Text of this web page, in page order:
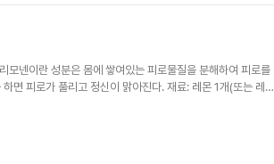
넨이란 성분은 몸에 쌓여있는 피로물질을 분해하여 피로를
면 피로가 풀리고 정신이 맑아진다. 재료: 레몬 1개(또는 레몬
은 욕조에 넣는다. 레몬을 넣은 욕조물에 20분 정도 몸을 담
목욕..